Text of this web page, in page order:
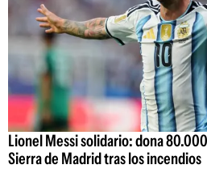
Lionel Messi solidario: dona
Sierra de Madrid tras los incendios